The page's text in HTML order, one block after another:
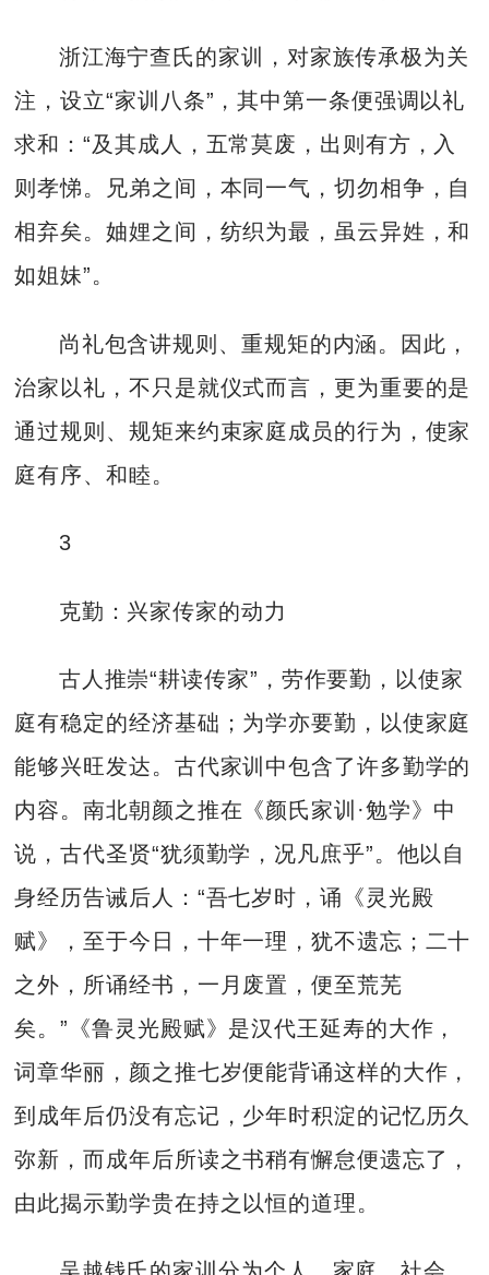
浙江海宁查氏的家训，对家族传承极为关
注，设立“家训八条”，其中第一条便强调以礼
求和：“及其成人，五常莫废，出则有方，入
则孝悌。兄弟之间，本同一气，切勿相争，自
相弃矣。妯娌之间，纺织为最，虽云异姓，和
如姐妹”。
尚礼包含讲规则、重规矩的内涵。因此，
治家以礼，不只是就仪式而言，更为重要的是
通过规则、规矩来约束家庭成员的行为，使家
庭有序、和睦。
3
克勤：兴家传家的动力
古人推崇“耕读传家”，劳作要勤，以使家
庭有稳定的经济基础；为学亦要勤，以使家庭
能够兴旺发达。古代家训中包含了许多勤学的
内容。南北朝颜之推在《颜氏家训·勉学》中
说，古代圣贤“犹须勤学，况凡庶乎”。他以自
身经历告诫后人：“吾七岁时，诵《灵光殿
赋》，至于今日，十年一理，犹不遗忘；二十
之外，所诵经书，一月废置，便至荒芜
矣。”《鲁灵光殿赋》是汉代王延寿的大作，
词章华丽，颜之推七岁便能背诵这样的大作，
到成年后仍没有忘记，少年时积淀的记忆历久
弥新，而成年后所读之书稍有懈怠便遗忘了，
由此揭示勤学贵在持之以恒的道理。